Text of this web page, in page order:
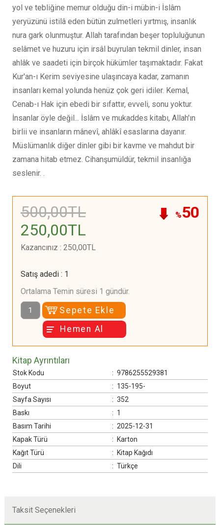
yol ve tebliğine memur olduğu din-i mübin-i İslâm
yeryüzünü istilâ eden bütün zulmetleri yırtmış, insanlık
nura gark olunmuştur. Allah tarafından beşer topluluğunun
selâmet ve huzuru için irsâl buyrulan tekmil dinler, insan
ahlâk ve saadeti için birçok hükümler taşımaktadır. Fakat
Kur'an-ı Kerim seviyesine ulaşıncaya kadar, zamanın
insanları kemal yolunda henüz çok geri idiler. Kemal,
Cenab-ı Hak için ebedi bir sıfattır, evveli, sonu yoktur.
İnsanlar öyle değil... İslâm ve mukaddes kitabı, Allah'ın
birlii ve insanların mânevî, ahlâkî esaslarına dayanır.
Müslümanlık diğer dinler gibi bir kavme ve mahdut bir
zamana hitab etmez. Cihanşumüldür, tekmil insanlığa
seslenir. .
%50
500,00TL
250,00TL
Kazancınız : 250,00TL
Satış adedi: 1
Ortalama Temin süresi 1 gündür.
Sepete Ekle
Hemen Al
Kitap Ayrıntıları
Stok Kodu : 9786255529381
Boyut
: 135-195-
Sayfa Sayısı
: 352
Baskı
: 1
Basım Tarihi
: 2025-12-31
Kapak Türü
:
Karton
Kağıt Türü
:
Kitap Kağıdı
Dili
: Türkçe
Taksit Seçenekleri